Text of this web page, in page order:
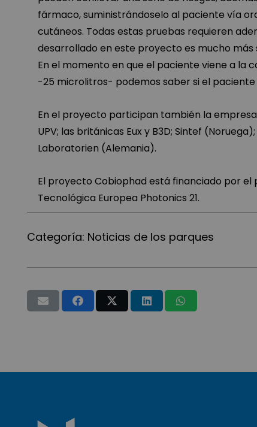
fármaco, suministrándoselo al paciente vía
cutáneos. Todas estas pruebas requieren
desarrollado en este proyecto es mucho
En el momento en que el paciente viene a la
-25 microlitros- podemos saber si el paciente
En el proyecto participan también la
UPV; las británicas Eux y B3D; Sintef
Laboratorien (Alemania).
El proyecto Cobiophad está financiado por el
Tecnológica Europea Photonics 21.
Categoría: Noticias de los parques